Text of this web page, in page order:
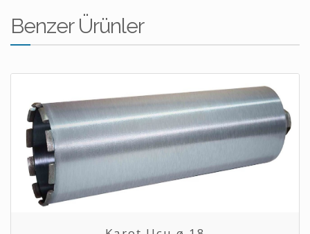
Benzer Ürünler